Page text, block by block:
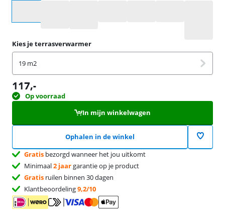
Kies je terrasverwarmer
19 m2
117,-
Op voorraad
In mijn winkelwagen
Ophalen in de winkel
Gratis bezorgd wanneer het jou uitkomt
Minimaal2 jaargarantie op je product
Gratis ruilen binnen 30 dagen
Klantbeoordeling9,2/10